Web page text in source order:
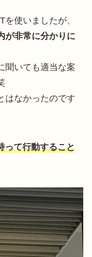
を使いましたが、
が非常に分かりに
聞いても適当な案
はなかったのです
って行動すること